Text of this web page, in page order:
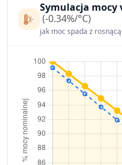
Symulacja
(-0.34%/°C)
jak moc spada z